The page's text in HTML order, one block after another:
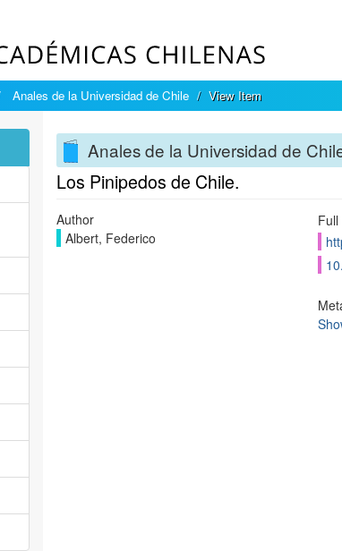
Anales de la Universidad de Chile View Item
Anales de la Universidad de
Los Pinipedos de Chile.
Author
Albert, Federico